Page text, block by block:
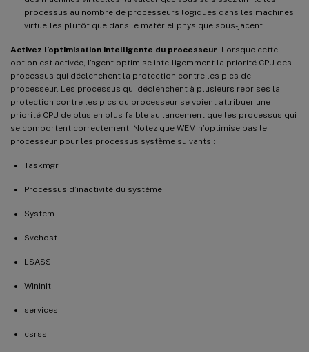
processus au nombre de processeurs logiques dans les machines
virtuelles plutôt que dans le matériel physique sous-jacent.
Activez l’optimisation intelligente du processeur . Lorsque cette
option est activée, l’agent optimise intelligemment la priorité CPU des
processus qui déclenchent la protection contre les pics de
processeur. Les processus qui déclenchent à plusieurs reprises la
protection contre les pics du processeur se voient attribuer une
priorité CPU de plus en plus faible au lancement que les processus qui
se comportent correctement. Notez que WEM n’optimise pas le
processeur pour les processus système suivants :
Taskmgr
Processus d’inactivité du système
System
Svchost
LSASS
Wininit
services
csrss